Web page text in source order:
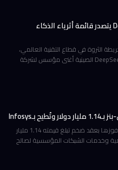
ليانغ وينفينغ مؤسس DeepSeek يتصدر قائمة أثرياء الذكاء
الثروة في قطاع التقنية العالمي،
أصبح ليانغ وينفينغ مؤسس شركة DeepSeek الصينية أغنى مؤسس لشركة
أعلنت HCLTech الهندية يوم الجمعة فوزها بعقد ضخم تبلغ قيمته 1.14 مليار
وخدمات الشبكات المؤسسية لصالح